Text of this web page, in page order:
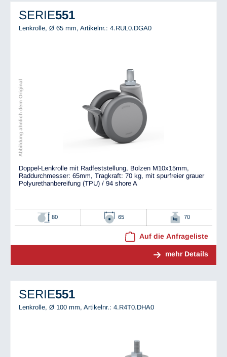
SERIE551
Lenkrolle, Ø 65 mm, Artikelnr.: 4.RUL0.DGA0
Abbildung ähnlich dem Original
Doppel-Lenkrolle mit Radfeststellung, Bolzen M10x15mm,
Raddurchmesser: 65mm, Tragkraft: 70 kg, mit spurfreier grauer
Polyurethanbereifung (TPU) / 94 shore A
80 65 70
Auf die Anfrageliste
mehr Details
SERIE551
Lenkrolle, Ø 100 mm, Artikelnr.: 4.R4T0.DHA0